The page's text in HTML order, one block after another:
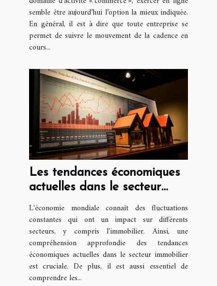
semble être aujourd’hui l’option la mieux indiquée.
En général, il est à dire que toute entreprise se
permet de suivre le mouvement de la cadence en
cours...
Les tendances économiques
actuelles dans le secteur
immobilier : perspective
juridique
L'économie mondiale connaît des fluctuations
constantes qui ont un impact sur différents
secteurs, y compris l'immobilier. Ainsi, une
compréhension approfondie des tendances
économiques actuelles dans le secteur immobilier
est cruciale. De plus, il est aussi essentiel de
comprendre les...